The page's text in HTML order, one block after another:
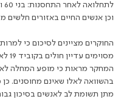
וכן אנשים החיים באזורים חלשים
החוקרים מציינים לסיכום כי
המחקר מראות כי מופע המחלה
בהשוואה לאלו שאינם מחוסנים.
מתן תשומת לב לאנשים בסיכון